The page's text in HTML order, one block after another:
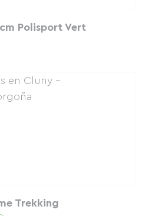
Polisport Vert
Trekking